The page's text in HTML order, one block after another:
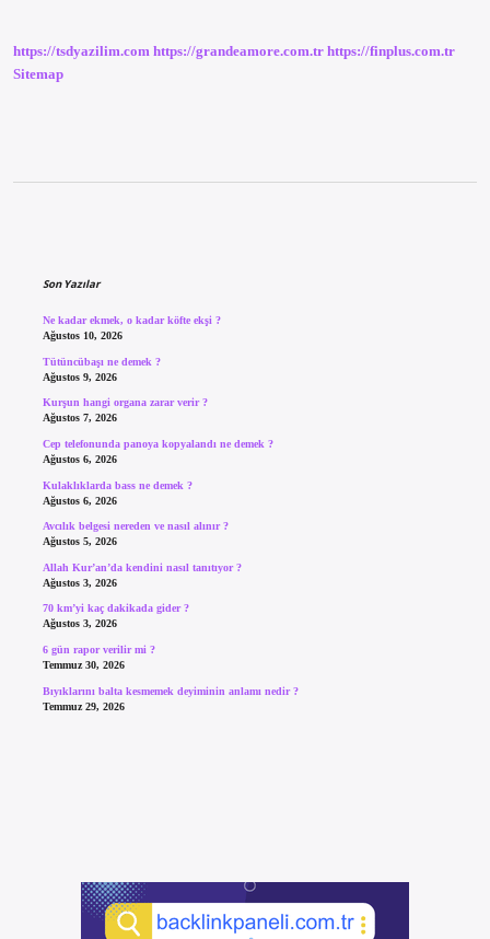
https://tsdyazilim.com https://grandeamore.com.tr https://finplus.com.tr
Sitemap
Son Yazılar
Ne kadar ekmek, o kadar köfte ekşi ?
Ağustos 10, 2026
Tütüncübaşı ne demek ?
Ağustos 9, 2026
Kurşun hangi organa zarar verir ?
Ağustos 7, 2026
Cep telefonunda panoya kopyalandı ne demek ?
Ağustos 6, 2026
Kulaklıklarda bass ne demek ?
Ağustos 6, 2026
Avcılık belgesi nereden ve nasıl alınır ?
Ağustos 5, 2026
Allah Kur’an’da kendini nasıl tanıtıyor ?
Ağustos 3, 2026
70 km’yi kaç dakikada gider ?
Ağustos 3, 2026
6 gün rapor verilir mi ?
Temmuz 30, 2026
Bıyıklarını balta kesmemek deyiminin anlamı nedir ?
Temmuz 29, 2026